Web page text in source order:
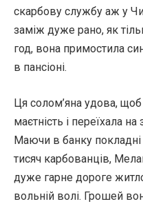
скарбову службу аж у
заміж дуже рано, як
год, вона примостила
в пансіоні.
Ця солом’яна удова,
маєтність і переїхала
Маючи в банку
тисяч карбованців,
дуже гарне дороге
вольній волі. Грошей